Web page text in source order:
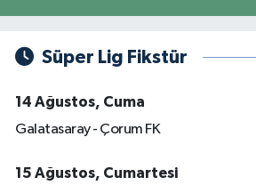
Süper Lig Fikstür
14 Ağustos, Cuma
Galatasaray - Çorum FK
15 Ağustos, Cumartesi